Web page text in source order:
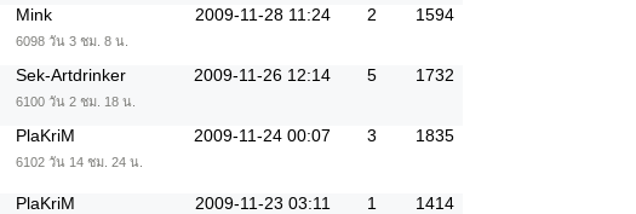
Mink
6098 วัน 3 ชม. 8 น.
2009-11-28 11:24 2 1594
Sek-Artdrinker
6100 วัน 2 ชม. 18 น.
2009-11-26 12:14 5 1732
PlaKriM
6102 วัน 14 ชม. 24 น.
2009-11-24 00:07 3 1835
PlaKriM 2009-11-23 03:11 1 1414